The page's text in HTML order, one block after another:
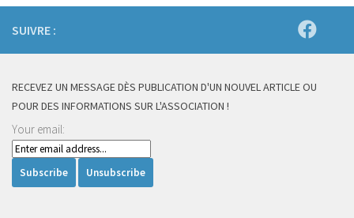
SUIVRE :
RECEVEZ UN MESSAGE DÈS PUBLICATION D'UN NOUVEL ARTICLE OU
POUR DES INFORMATIONS SUR L'ASSOCIATION !
Your email: